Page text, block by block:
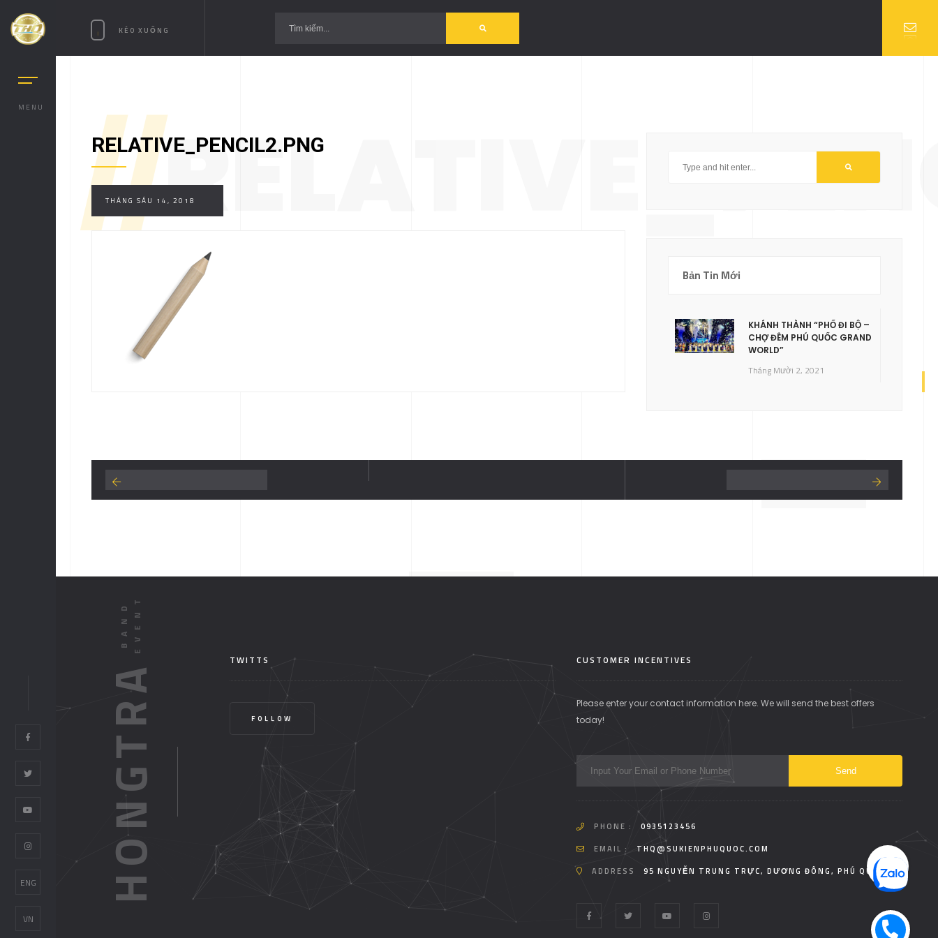
MENU
ENG
VN
KÉO XUỐNG
//
RELATIVE_PENCIL2.PNG
THÁNG SÁU 14, 2018
Bản Tin Mới
KHÁNH THÀNH “PHỐ ĐI BỘ –
CHỢ ĐÊM PHÚ QUỐC GRAND
WORLD”
Tháng Mười 2, 2021
HONGTRA TWITTS
FOLLOW
CUSTOMER INCENTIVES
Please enter your contact information here. We will send the best offers
today!
PHONE :
0935123456
EMAIL :
THQ@SUKIENPHUQUOC.COM
ADDRESS
95 NGUYỄN TRUNG TRỰC, DƯƠNG ĐÔNG, PHÚ QUỐC.